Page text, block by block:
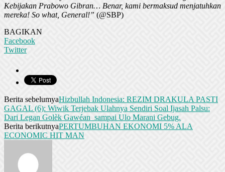
Kebijakan Prabowo Gibran… Benar, kami bermaksud menjatuhkan
mereka! So what, General!” (@SBP)
BAGIKAN
Facebook
Twitter
Berita sebelumyaHizbullah Indonesia: REZIM DRAKULA PASTI
GAGAL (6): Wiwik Terjebak Ulahnya Sendiri Soal Ijasah Palsu:
Dari Legan Golèk Gawéan sampai Ulo Marani Gebug.
Berita berikutnyaPERTUMBUHAN EKONOMI 5% ALA
ECONOMIC HIT MAN